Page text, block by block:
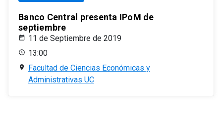
Banco Central presenta IPoM de
septiembre
11 de Septiembre de 2019
13:00
Facultad de Ciencias Económicas y
Administrativas UC